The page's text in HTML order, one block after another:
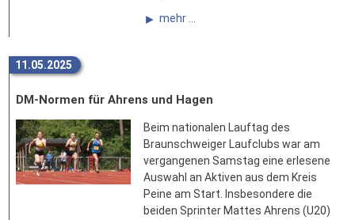
mehr ...
11.05.2025
DM-Normen für Ahrens und Hagen
Beim nationalen Lauftag des
Braunschweiger Laufclubs war am
vergangenen Samstag eine erlesene
Auswahl an Aktiven aus dem Kreis
Peine am Start. Insbesondere die
beiden Sprinter Mattes Ahrens (U20)